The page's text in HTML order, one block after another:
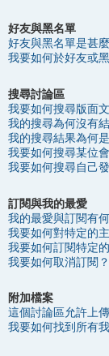
好友與黑名單
好友與黑名單是甚
我要如何於好友或
搜尋討論區
我要如何搜尋版面
我的搜尋為何沒有
我的搜尋結果為何
我要如何搜尋某位
我要如何搜尋自己
訂閱與我的最愛
我的最愛與訂閱有
我要如何對特定的
我要如何訂閱特定
我要如何取消訂閱？
附加檔案
這個討論區允許上
我要如何找到所有